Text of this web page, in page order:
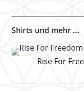
Shirts und mehr …
Rise For